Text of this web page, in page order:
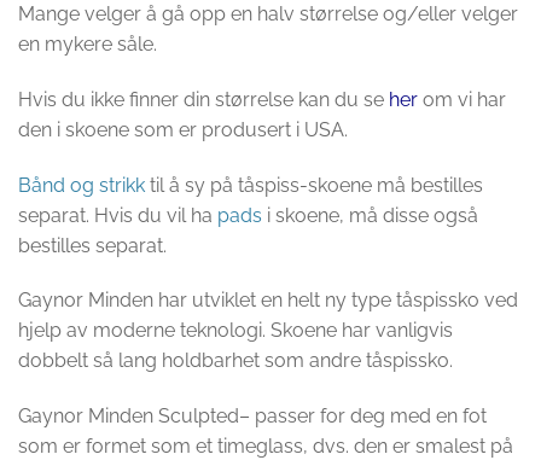
Mange velger å gå opp en halv størrelse og/eller velger
en mykere såle.
Hvis du ikke finner din størrelse kan du se her om vi har
den i skoene som er produsert i USA.
Bånd og strikk til å sy på tåspiss-skoene må bestilles
separat. Hvis du vil ha pads i skoene, må disse også
bestilles separat.
Gaynor Minden har utviklet en helt ny type tåspissko ved
hjelp av moderne teknologi. Skoene har vanligvis
dobbelt så lang holdbarhet som andre tåspissko.
Gaynor Minden Sculpted– passer for deg med en fot
som er formet som et timeglass, dvs. den er smalest på